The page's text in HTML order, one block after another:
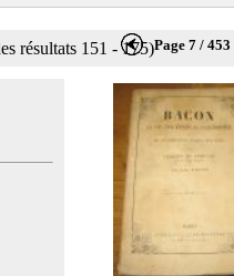
résultats 151 - 175)Page 7 / 453